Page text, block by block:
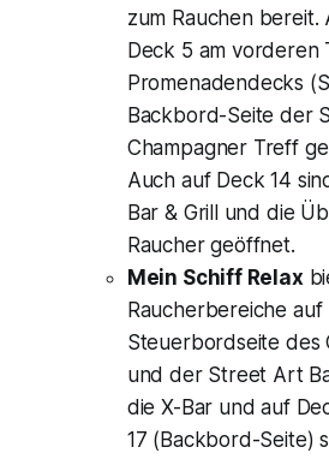
zum Rauchen bereit.
Deck 5 am vorderen
Promenadendecks
Backbord-Seite der
Champagner Treff
Auch auf Deck 14
Bar & Grill und die
Raucher geöffnet.
Mein Schiff Relax
Raucherbereiche
Steuerbordseite des
und der Street Art
die X-Bar und auf
17 (Backbord-Seite)